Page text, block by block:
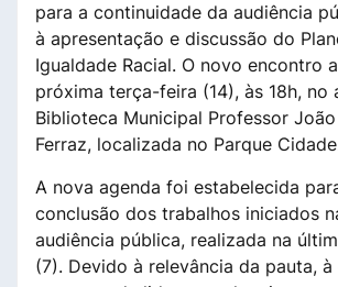
para a continuidade da audiência
à apresentação e discussão do
Igualdade Racial. O novo encontro
próxima terça-feira (14), às 18h, no
Biblioteca Municipal Professor
Ferraz, localizada no Parque
A nova agenda foi estabelecida
conclusão dos trabalhos iniciados
audiência pública, realizada na
(7). Devido à relevância da pauta, à